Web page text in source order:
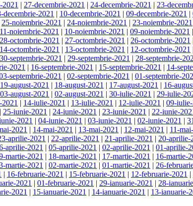
2021 | 27-decembrie-2021 | 24-decembrie-2021 | 23-
decembrie-2021 | 10-decembrie-2021 | 09-decembrie-2021 |
25-noiembrie-2021 | 24-noiembrie-2021 | 23-noiembrie-2021
11-noiembrie-2021 | 10-noiembrie-2021 | 09-noiembrie-2021 |
28-octombrie-2021 | 27-octombrie-2021 | 26-octombrie-2021
14-octombrie-2021 | 13-octombrie-2021 | 12-octombrie-2021
30-septembrie-2021 | 29-septembrie-2021 | 28-septembrie-
2021 | 16-septembrie-2021 | 15-septembrie-2021 | 14-
septembrie-2021 | 02-septembrie-2021 | 01-septembrie-
19-august-2021 | 18-august-2021 | 17-august-2021 | 16-
03-august-2021 | 02-august-2021 | 30-iulie-2021 | 29-iulie-
| 14-iulie-2021 | 13-iulie-2021 | 12-iulie-2021 | 09-iulie-
| 25-iunie-2021 | 24-iunie-2021 | 23-iunie-2021 | 22-iunie-
2021 | 04-iunie-2021 | 03-iunie-2021 | 02-iunie-2021 |
2021 | 14-mai-2021 | 13-mai-2021 | 12-mai-2021 | 11-
aprilie-2021 | 22-aprilie-2021 | 21-aprilie-2021 | 20-aprilie-
aprilie-2021 | 05-aprilie-2021 | 02-aprilie-2021 | 01-aprilie-
martie-2021 | 18-martie-2021 | 17-martie-2021 | 16-martie-
martie-2021 | 02-martie-2021 | 01-martie-2021 | 26-
| 16-februarie-2021 | 15-februarie-2021 | 12-februarie-2021 |
2021 | 01-februarie-2021 | 29-ianuarie-2021 | 28-
2021 | 15-ianuarie-2021 | 14-ianuarie-2021 | 13-ianuarie-